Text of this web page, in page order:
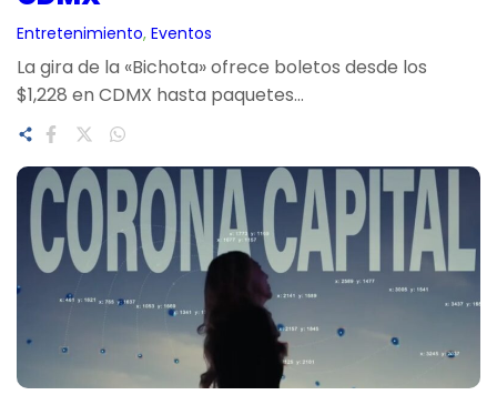
Entretenimiento, Eventos
La gira de la «Bichota» ofrece boletos desde los
$1,228 en CDMX hasta paquetes…